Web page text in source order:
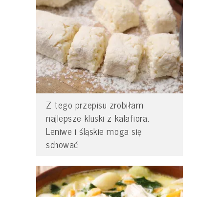
Z tego przepisu zrobiłam
najlepsze kluski z kalafiora.
Leniwe i śląskie moga się
schować